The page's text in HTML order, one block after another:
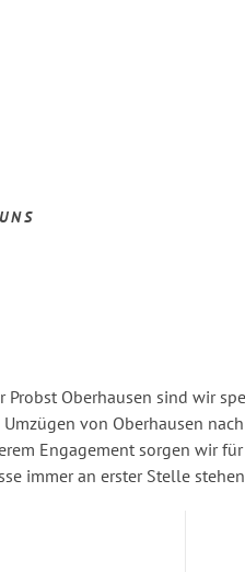
Probst Oberhausen sind wir
von Oberhausen
Engagement sorgen wir
immer an erster Stelle